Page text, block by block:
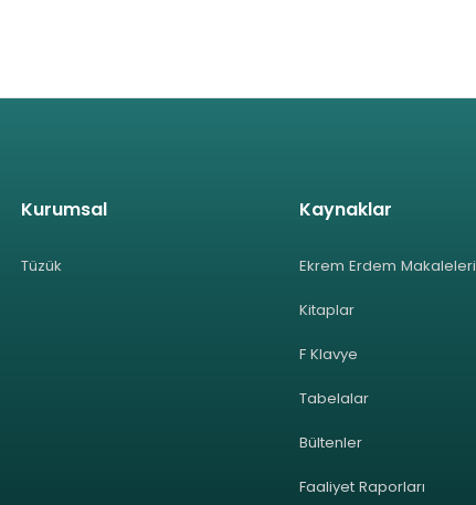
Kurumsal
Tüzük
Kaynaklar
Ekrem Erdem Makaleleri
Kitaplar
F Klavye
Tabelalar
Bültenler
Faaliyet Raporları